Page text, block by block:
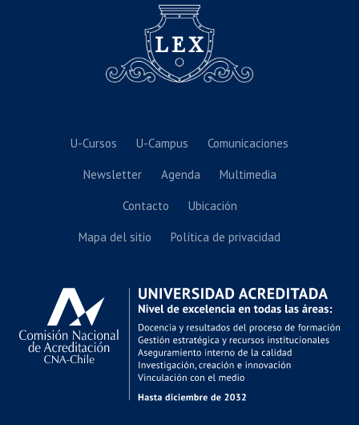
U-Cursos U-Campus Comunicaciones
Newsletter Agenda Multimedia
Contacto Ubicación
Mapa del sitio Política de privacidad